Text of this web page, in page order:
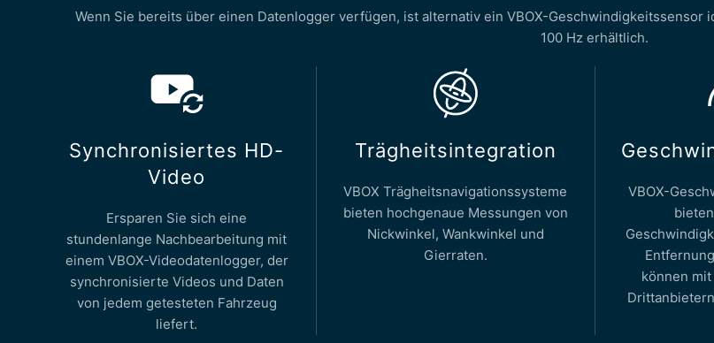
Wenn Sie bereits über einen Datenlogger verfügen, ist alternativ ein VBOX-
100 Hz erhältlich.
Synchronisiertes HD-
Video
Ersparen Sie sich eine
stundenlange Nachbearbeitung mit
einem VBOX-Videodatenlogger, der
synchronisierte Videos und Daten
von jedem getesteten Fahrzeug
liefert.
Trägheitsintegration
VBOX Trägheitsnavigationssysteme
bieten hochgenaue Messungen von
Nickwinkel, Wankwinkel und
Gierraten.
VBOX-
können